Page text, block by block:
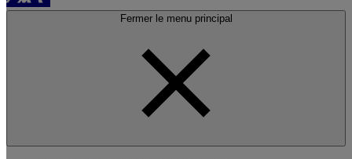
Fermer le menu principal